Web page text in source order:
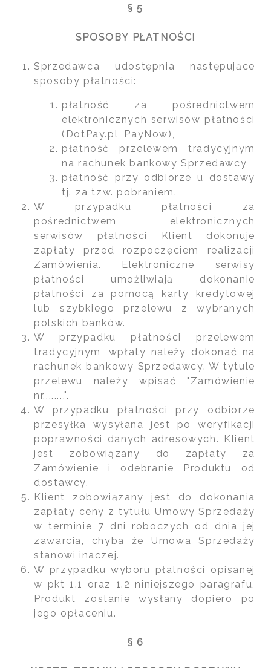
§ 5
SPOSOBY PŁATNOŚCI
Sprzedawca udostępnia następujące
sposoby płatności:
płatność za pośrednictwem
elektronicznych serwisów płatności
(DotPay.pl, PayNow),
płatność przelewem tradycyjnym
na rachunek bankowy Sprzedawcy,
płatność przy odbiorze u dostawy
tj. za tzw. pobraniem.
W przypadku płatności za
pośrednictwem elektronicznych
serwisów płatności Klient dokonuje
zapłaty przed rozpoczęciem realizacji
Zamówienia. Elektroniczne serwisy
płatności umożliwiają dokonanie
płatności za pomocą karty kredytowej
lub szybkiego przelewu z wybranych
polskich banków.
W przypadku płatności przelewem
tradycyjnym, wpłaty należy dokonać na
rachunek bankowy Sprzedawcy. W tytule
przelewu należy wpisać "Zamówienie
nr........".
W przypadku płatności przy odbiorze
przesyłka wysyłana jest po weryfikacji
poprawności danych adresowych. Klient
jest zobowiązany do zapłaty za
Zamówienie i odebranie Produktu od
dostawcy.
Klient zobowiązany jest do dokonania
zapłaty ceny z tytułu Umowy Sprzedaży
w terminie 7 dni roboczych od dnia jej
zawarcia, chyba że Umowa Sprzedaży
stanowi inaczej.
W przypadku wyboru płatności opisanej
w pkt 1.1 oraz 1.2 niniejszego paragrafu,
Produkt zostanie wysłany dopiero po
jego opłaceniu.
§ 6